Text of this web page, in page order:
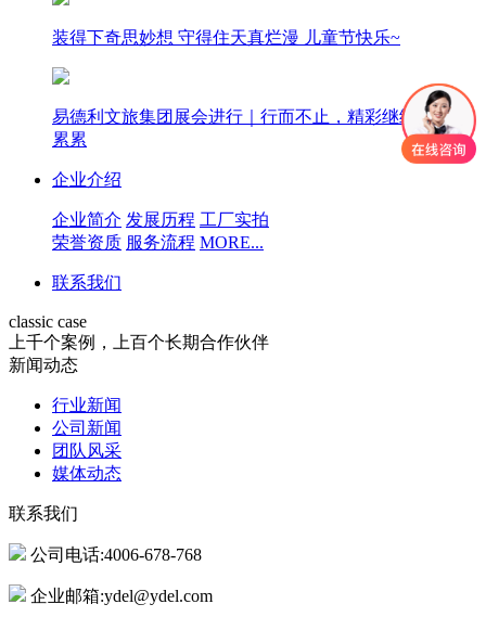
装得下奇思妙想 守得住天真烂漫 儿童节快乐~
易德利文旅集团展会进行｜行而不止，精彩继续，硕果
累累
企业介绍
企业简介 发展历程 工厂实拍
荣誉资质 服务流程 MORE...
联系我们
classic case
上千个案例，上百个长期合作伙伴
新闻动态
行业新闻
公司新闻
团队风采
媒体动态
联系我们
公司电话:4006-678-768
企业邮箱:ydel@ydel.com